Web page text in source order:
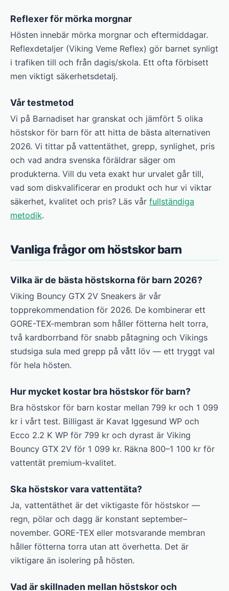
Reflexer för mörka morgnar
Hösten innebär mörka morgnar och eftermiddagar.
Reflexdetaljer (Viking Veme Reflex) gör barnet synligt
i trafiken till och från dagis/skola. Ett ofta förbisett
men viktigt säkerhetsdetalj.
Vår testmetod
Vi på Barnadiset har granskat och jämfört 5 olika
höstskor för barn för att hitta de bästa alternativen
2026. Vi tittar på vattentäthet, grepp, synlighet, pris
och vad andra svenska föräldrar säger om
produkterna. Vill du veta exakt hur urvalet går till,
vad som diskvalificerar en produkt och hur vi viktar
säkerhet, kvalitet och pris? Läs vår fullständiga
metodik.
Vanliga frågor om höstskor barn
Vilka är de bästa höstskorna för barn 2026?
Viking Bouncy GTX 2V Sneakers är vår
topprekommendation för 2026. De kombinerar ett
GORE-TEX-membran som håller fötterna helt torra,
två kardborrband för snabb påtagning och Vikings
studsiga sula med grepp på vått löv — ett tryggt val
för hela hösten.
Hur mycket kostar bra höstskor för barn?
Bra höstskor för barn kostar mellan 799 kr och 1 099
kr i vårt test. Billigast är Kavat Iggesund WP och
Ecco 2.2 K WP för 799 kr och dyrast är Viking
Bouncy GTX 2V för 1 099 kr. Räkna 800–1 100 kr för
vattentät premium-kvalitet.
Ska höstskor vara vattentäta?
Ja, vattentäthet är det viktigaste för höstskor —
regn, pölar och dagg är konstant september–
november. GORE-TEX eller motsvarande membran
håller fötterna torra utan att överhetta. Det är
viktigare än isolering på hösten.
Vad är skillnaden mellan höstskor och